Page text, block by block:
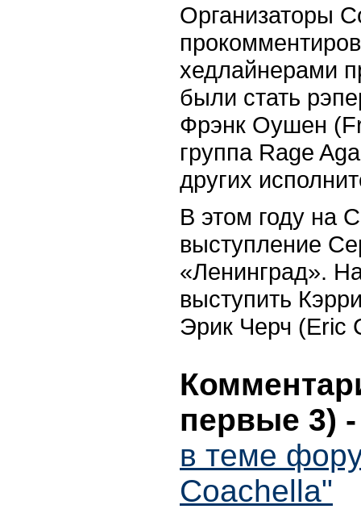
Организаторы
хедлайнерами
были стать
Фрэнк Оушен
группа Rage
других
В этом году на
выступление
«Ленинград».
выступить
Эрик Черч (Eric
первые 3)
в теме
Coachella"